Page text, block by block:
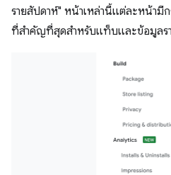
รายสัปดาห์" หน้าเหล่านี้แต่ละหน้ามี
ที่สําคัญที่สุดสําหรับแท็บและข้อมูลร